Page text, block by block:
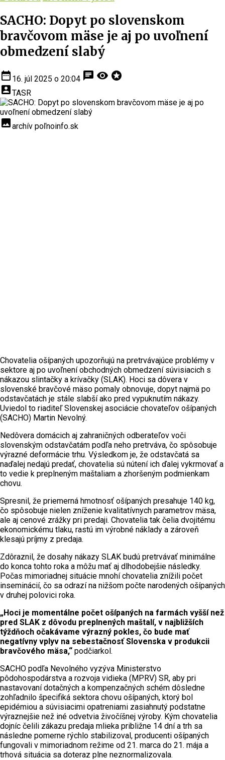
SACHO: Dopyt po slovenskom
bravčovom mäse je aj po uvoľnení
obmedzení slabý
date_range 16. júl 2025 o 20:04 chat visibility stars
account_boxTASR
insert_photoarchív poľnoinfo.sk
Chovatelia ošípaných upozorňujú na pretrvávajúce problémy v
sektore aj po uvoľnení obchodných obmedzení súvisiacich s
nákazou slintačky a krívačky (SLAK). Hoci sa dôvera v
slovenské bravčové mäso pomaly obnovuje, dopyt najmä po
odstavčatách je stále slabší ako pred vypuknutím nákazy.
Uviedol to riaditeľ Slovenskej asociácie chovateľov ošípaných
(SACHO) Martin Nevolný.
Nedôvera domácich aj zahraničných odberateľov voči
slovenským odstavčatám podľa neho pretrváva, čo spôsobuje
výrazné deformácie trhu. Výsledkom je, že odstavčatá sa
naďalej nedajú predať, chovatelia sú nútení ich ďalej vykrmovať a
to vedie k preplneným maštaliam a zhoršeným podmienkam
chovu.
Spresnil, že priemerná hmotnosť ošípaných presahuje 140 kg,
čo spôsobuje nielen zníženie kvalitatívnych parametrov mäsa,
ale aj cenové zrážky pri predaji. Chovatelia tak čelia dvojitému
ekonomickému tlaku, rastú im výrobné náklady a zároveň
klesajú príjmy z predaja.
Zdôraznil, že dosahy nákazy SLAK budú pretrvávať minimálne
do konca tohto roka a môžu mať aj dlhodobejšie následky.
Počas mimoriadnej situácie mnohí chovatelia znížili počet
inseminácií, čo sa odrazí na nižšom počte narodených ošípaných
v druhej polovici roka.
„Hoci je momentálne počet ošípaných na farmách vyšší než
pred SLAK z dôvodu preplnených maštalí, v najbližších
týždňoch očakávame výrazný pokles, čo bude mať
negatívny vplyv na sebestačnosť Slovenska v produkcii
bravčového mäsa,“ podčiarkol.
SACHO podľa Nevolného vyzýva Ministerstvo
pôdohospodárstva a rozvoja vidieka (MPRV) SR, aby pri
nastavovaní dotačných a kompenzačných schém dôsledne
zohľadnilo špecifiká sektora chovu ošípaných, ktorý bol
epidémiou a súvisiacimi opatreniami zasiahnutý podstatne
výraznejšie než iné odvetvia živočíšnej výroby. Kým chovatelia
dojníc čelili zákazu predaja mlieka približne 14 dní a trh sa
následne pomerne rýchlo stabilizoval, producenti ošípaných
fungovali v mimoriadnom režime od 21. marca do 21. mája a
trhová situácia sa doteraz plne neznormalizovala.